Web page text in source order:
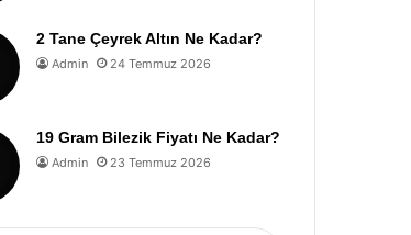
2 Tane Çeyrek Altın Ne Kadar?
Admin 24 Temmuz 2026
19 Gram Bilezik Fiyatı Ne Kadar?
Admin 23 Temmuz 2026